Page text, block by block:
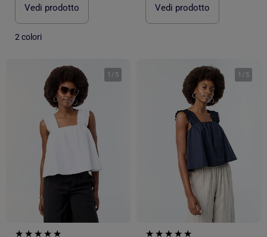
Vedi prodotto
2 colori
Vedi prodotto
1 / 5 1 / 5